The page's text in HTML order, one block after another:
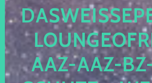
AZ-AAZ-BZ-